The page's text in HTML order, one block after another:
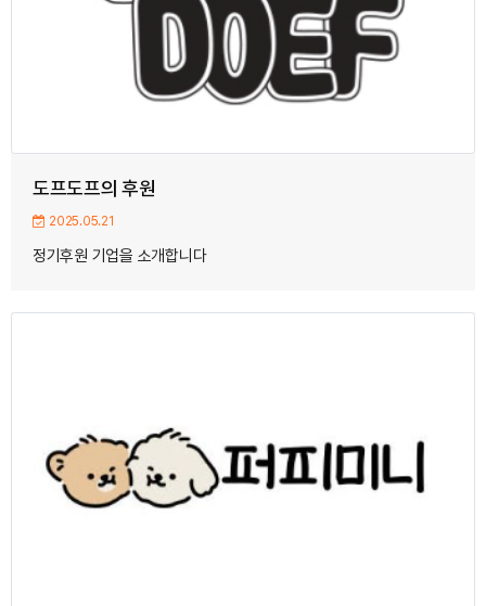
도프도프의 후원
2025.05.21
정기후원 기업을 소개합니다